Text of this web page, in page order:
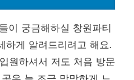
이 궁금해하실 창원파티
하게 알려드리려고 해요.
원하셔서 저도 처음 방문